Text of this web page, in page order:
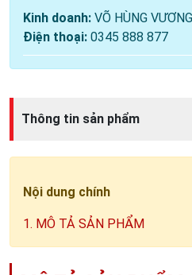
Kinh doanh: VÕ HÙNG VƯƠNG
Điện thoại: 0345 888 877
Thông tin sản phẩm
Nội dung chính
1. MÔ TẢ SẢN PHẨM